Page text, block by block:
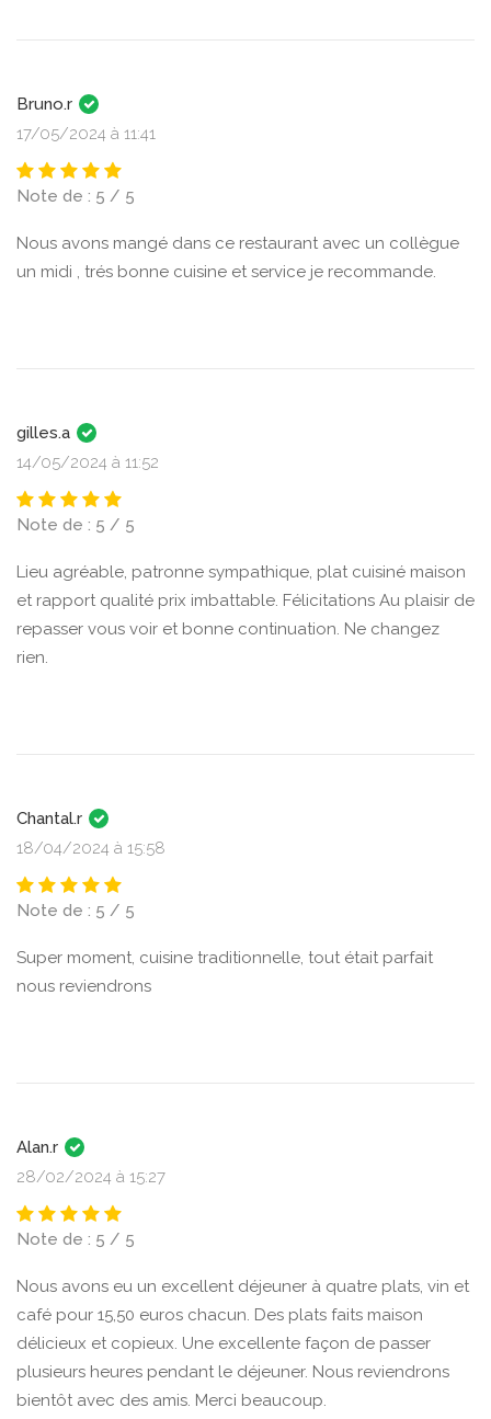
Bruno.r
17/05/2024 à 11:41
Note de : 5 / 5
Nous avons mangé dans ce restaurant avec un collègue
un midi , trés bonne cuisine et service je recommande.
gilles.a
14/05/2024 à 11:52
Note de : 5 / 5
Lieu agréable, patronne sympathique, plat cuisiné maison
et rapport qualité prix imbattable. Félicitations Au plaisir de
repasser vous voir et bonne continuation. Ne changez
rien.
Chantal.r
18/04/2024 à 15:58
Note de : 5 / 5
Super moment, cuisine traditionnelle, tout était parfait
nous reviendrons
Alan.r
28/02/2024 à 15:27
Note de : 5 / 5
Nous avons eu un excellent déjeuner à quatre plats, vin et
café pour 15,50 euros chacun. Des plats faits maison
délicieux et copieux. Une excellente façon de passer
plusieurs heures pendant le déjeuner. Nous reviendrons
bientôt avec des amis. Merci beaucoup.